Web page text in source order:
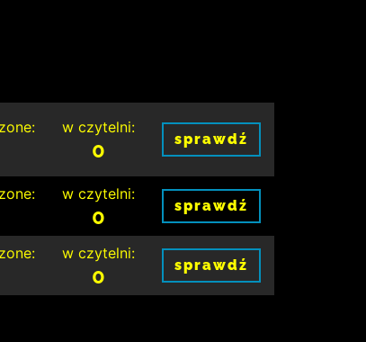
w czytelni:
0 sprawdź
w czytelni:
0 sprawdź
w czytelni:
0 sprawdź